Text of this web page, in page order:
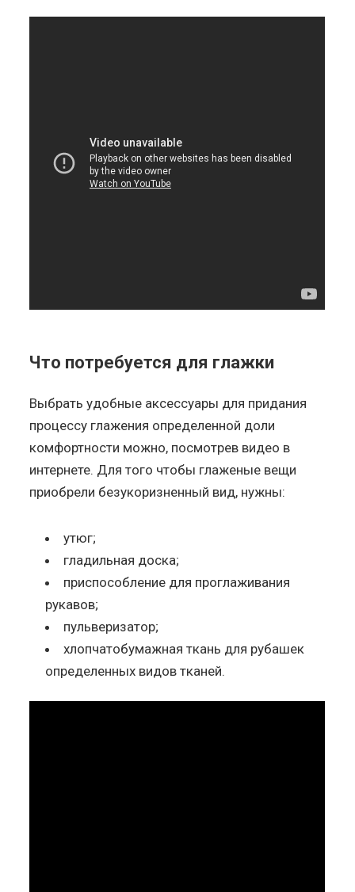
Что потребуется для глажки
Выбрать удобные аксессуары для придания
процессу глажения определенной доли
комфортности можно, посмотрев видео в
интернете. Для того чтобы глаженые вещи
приобрели безукоризненный вид, нужны:
утюг;
гладильная доска;
приспособление для проглаживания
рукавов;
пульверизатор;
хлопчатобумажная ткань для рубашек
определенных видов тканей.